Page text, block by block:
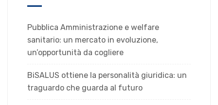
Pubblica Amministrazione e welfare
sanitario: un mercato in evoluzione,
un’opportunità da cogliere
BiSALUS ottiene la personalità giuridica: un
traguardo che guarda al futuro